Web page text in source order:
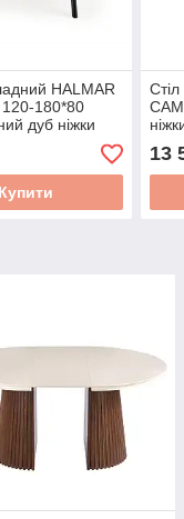
HALMAR
180*80
дуб ніжки
DICKSON-ST-
Купити
13